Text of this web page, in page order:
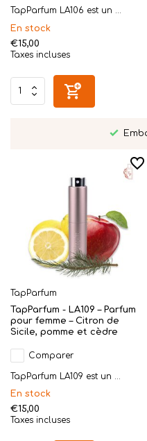
TapParfum LA106 est un ...
En stock
€15,00
Taxes incluses
TapParfum
TapParfum - LA109 – Parfum
pour femme – Citron de
Sicile, pomme et cèdre
Comparer
TapParfum LA109 est un ...
En stock
€15,00
Taxes incluses